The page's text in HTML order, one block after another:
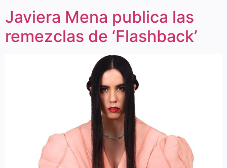
Javiera Mena publica las
remezclas de ‘Flashback’